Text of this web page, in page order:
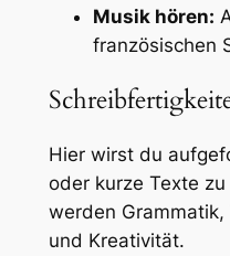
Musik hören:
französischen
Hier wirst du
oder kurze Texte
werden
und Kreativität.